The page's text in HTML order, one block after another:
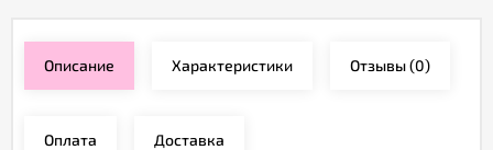
Описание Характеристики Отзывы(0)
Оплата Доставка